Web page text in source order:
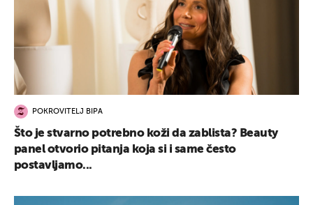
POKROVITELJ BIPA
Što je stvarno potrebno koži da zablista? Beauty
panel otvorio pitanja koja si i same često
postavljamo...